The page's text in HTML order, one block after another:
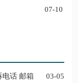
07-10
电话 邮箱 03-05